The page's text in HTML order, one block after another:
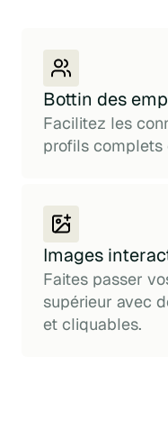
Bottin des
Facilitez les
profils complets
Images
Faites passer
supérieur avec
et cliquables.